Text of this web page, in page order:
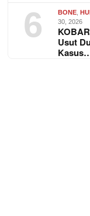
6 BONE
30, 2026
Usut